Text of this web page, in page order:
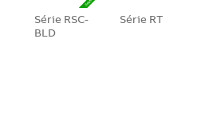
Série RSC-
BLD
Série RT